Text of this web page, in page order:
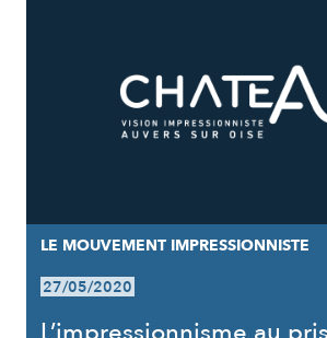
LE MOUVEMENT IMPRESSIONNISTE
27/05/2020